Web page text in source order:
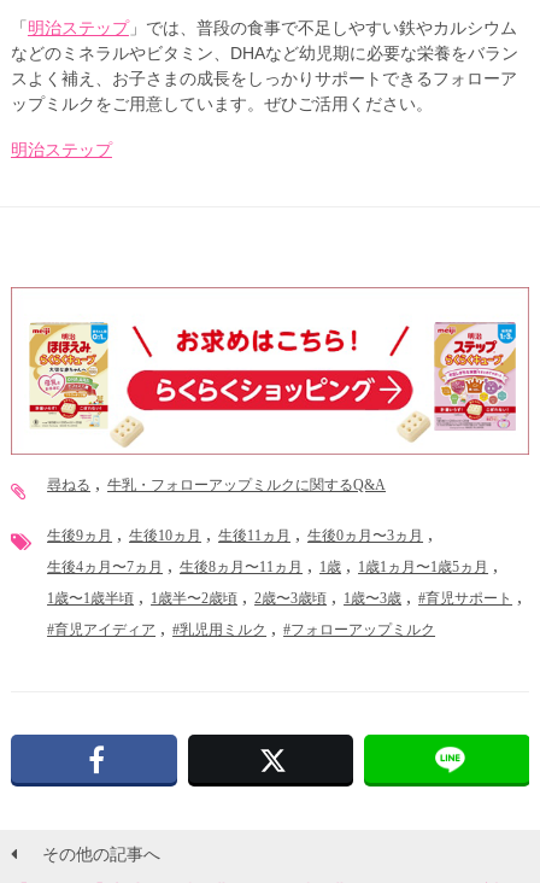
「 明治ステップ」では、普段の食事で不足しやすい鉄やカルシウム
などのミネラルやビタミン、DHAなど幼児期に必要な栄養をバラン
スよく補え、お子さまの成長をしっかりサポートできるフォローア
ップミルクをご用意しています。ぜひご活用ください。
明治ステップ
尋ねる 牛乳・フォローアップミルクに関するQ&A
生後9ヵ月 生後10ヵ月 生後11ヵ月 生後0ヵ月〜3ヵ月
生後4ヵ月〜7ヵ月 生後8ヵ月〜11ヵ月 1歳 1歳1ヵ月〜1歳5ヵ月
1歳〜1歳半頃 1歳半〜2歳頃 2歳〜3歳頃 1歳〜3歳 #育児サポート
#育児アイディア #乳児用ミルク #フォローアップミルク
その他の記事へ